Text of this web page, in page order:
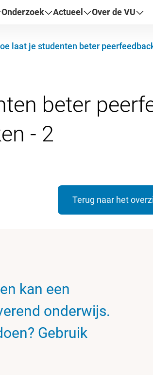
Onderzoek Actueel Over de VU
laat je studenten beter
beter
Terug naar het
kan een
onderwijs.
Gebruik